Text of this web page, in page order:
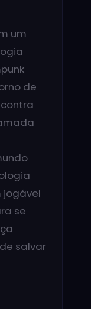
um
de
jogável
se
salvar